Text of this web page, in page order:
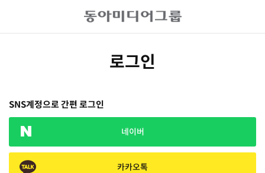
로그인
SNS계정으로 간편 로그인
네이버
카카오톡